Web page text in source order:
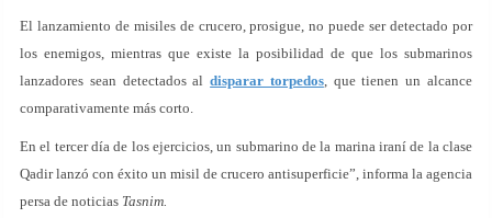
El lanzamiento de misiles de crucero, prosigue, no puede ser detectado por
los enemigos, mientras que existe la posibilidad de que los submarinos
lanzadores sean detectados aldisparar torpedos, que tienen un alcance
comparativamente más corto.
En el tercer día de los ejercicios, un submarino de la marina iraní de la clase
Qadir lanzó con éxito un misil de crucero antisuperficie”, informa la agencia
persa de noticias Tasnim.